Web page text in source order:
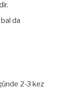
da
2-3 kez